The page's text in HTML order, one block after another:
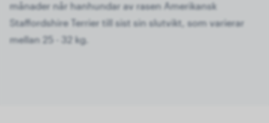
månader når hanhundar av rasen Amerikansk
Staffordshire Terrier till sist sin slutvikt, som varierar
mellan 25 - 32 kg.